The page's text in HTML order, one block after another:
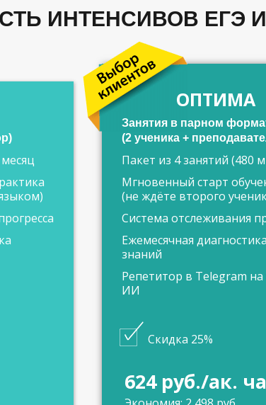
ИНТЕНСИВОВ ЕГЭ
ОПТИМА
Занятия в парном
(2 ученика +
Пакет из 4 занятий (480
Мгновенный старт
(не ждёте второго
Система отслеживания
Ежемесячная диагностика
знаний
Репетитор в Telegram на
ИИ
Скидка 25%
624 руб./ак.